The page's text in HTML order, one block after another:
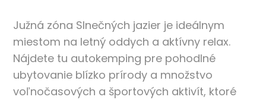
Južná zóna Slnečných jazier je ideálnym
miestom na letný oddych a aktívny relax.
Nájdete tu autokemping pre pohodlné
ubytovanie blízko prírody a množstvo
voľnočasových a športových aktivít, ktoré